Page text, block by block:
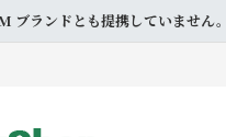
ランドとも提携していません